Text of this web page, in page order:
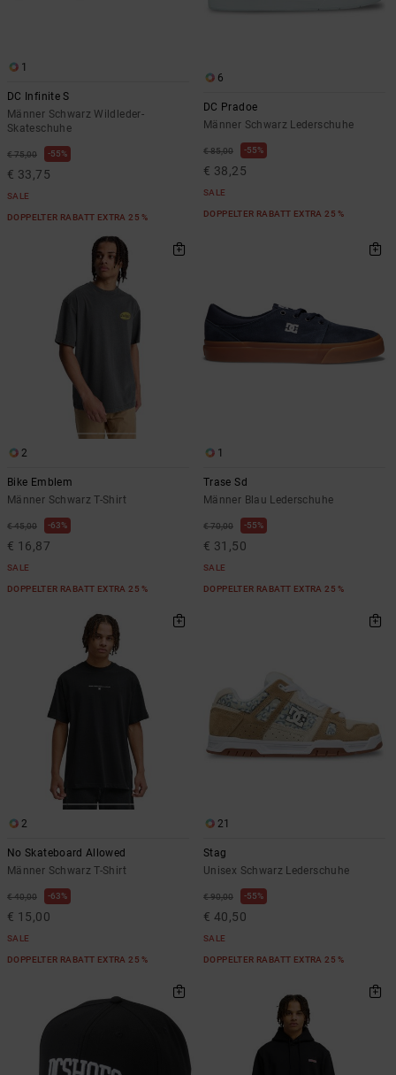
1
DC Infinite S
Männer Schwarz Wildleder-
Skateschuhe
€ 75,00 55%
€ 33,75
SALE
DOPPELTER RABATT EXTRA 25 %
6
DC Pradoe
Männer Schwarz Lederschuhe
€ 85,00 55%
€ 38,25
SALE
DOPPELTER RABATT EXTRA 25 %
2
Bike Emblem
Männer Schwarz T-Shirt
€ 45,00 63%
€ 16,87
SALE
DOPPELTER RABATT EXTRA 25 %
1
Trase Sd
Männer Blau Lederschuhe
€ 70,00 55%
€ 31,50
SALE
DOPPELTER RABATT EXTRA 25 %
2
No Skateboard Allowed
Männer Schwarz T-Shirt
€ 40,00 63%
€ 15,00
SALE
DOPPELTER RABATT EXTRA 25 %
21
Stag
Unisex Schwarz Lederschuhe
€ 90,00 55%
€ 40,50
SALE
DOPPELTER RABATT EXTRA 25 %